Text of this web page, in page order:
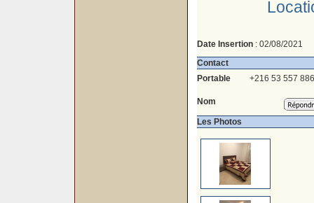
Date Insertion: 02/08/2021
Contact
Portable
+216 53 557 886
Nom
Les Photos